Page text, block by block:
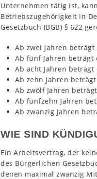
Unternehmen tätig ist,
Betriebszugehörigkeit in
Gesetzbuch (BGB) § 622
Ab zwei Jahren
Ab fünf Jahren beträgt
Ab acht Jahren
Ab zehn Jahren
Ab zwölf Jahren
Ab fünfzehn Jahren
Ab zwanzig Jahren
WIE SIND
Ein Arbeitsvertrag, der
des Bürgerlichen
denen maximal zwanzig